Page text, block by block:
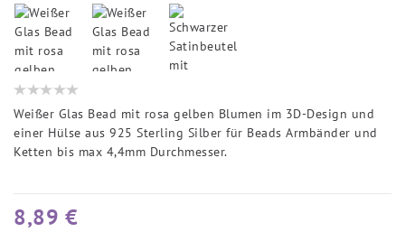
Weißer Glas Bead mit rosa gelben Blumen im 3D-Design und
einer Hülse aus 925 Sterling Silber für Beads Armbänder und
Ketten bis max 4,4mm Durchmesser.
8,89 €